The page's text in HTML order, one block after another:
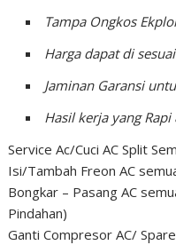
Tampa Ongkos
Harga dapat di
Jaminan Garansi
Hasil kerja yang
Service Ac/Cuci AC Split
Isi/Tambah Freon AC
Bongkar – Pasang AC
Pindahan)
Ganti Compresor AC/